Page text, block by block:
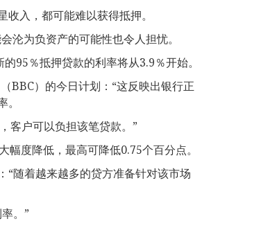
入，都可能难以获得抵押。
沦为负资产的可能性也令人担忧。
95％抵押贷款的利率将从3.9％开始。
BBC）的今日计划：“这反映出银行正
客户可以负担该笔贷款。”
度降低，最高可降低0.75个百分点。
随着越来越多的贷方准备针对该市场
。”